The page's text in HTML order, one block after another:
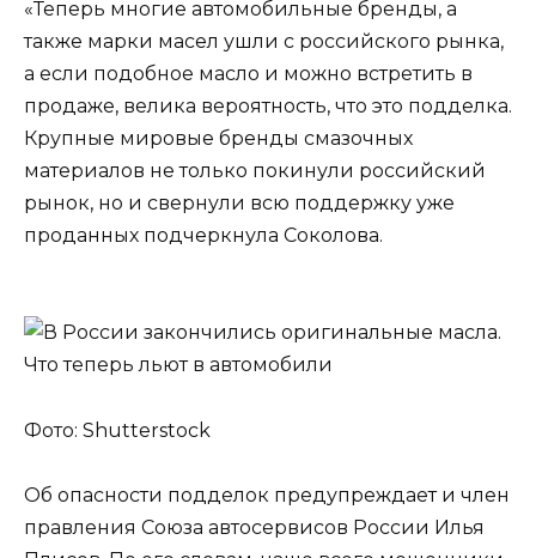
«Теперь многие автомобильные бренды, а
также марки масел ушли с российского рынка,
а если подобное масло и можно встретить в
продаже, велика вероятность, что это подделка.
Крупные мировые бренды смазочных
материалов не только покинули российский
рынок, но и свернули всю поддержку уже
проданных подчеркнула Соколова.
Фото: Shutterstock
Об опасности подделок предупреждает и член
правления Союза автосервисов России Илья